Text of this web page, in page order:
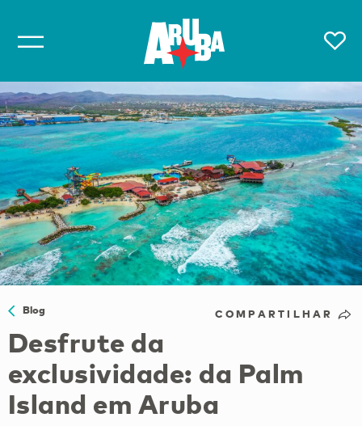
Blog COMPARTILHAR
Desfrute da
exclusividade: da Palm
Island em Aruba